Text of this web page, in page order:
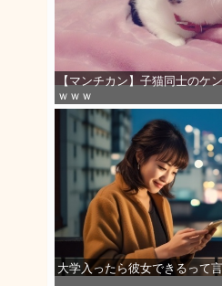
【マンチカン】子猫同士のケ
ｗｗｗ
大学入ったら彼女できるって